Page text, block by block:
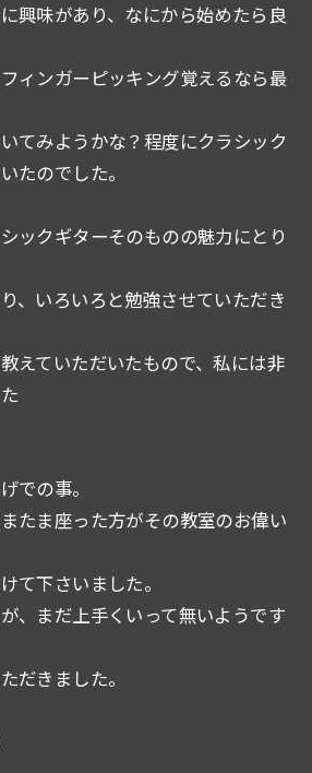
興味があり、なにから始めたら良
ィンガーピッキング覚えるなら最
てみようかな？程度にクラシック
たのでした。
ックギターそのものの魅力にとり
、いろいろと勉強させていただき
えていただいたもので、私には非
での事。
たま座った方がその教室のお偉い
て下さいました。
、まだ上手くいって無いようです
だきました。